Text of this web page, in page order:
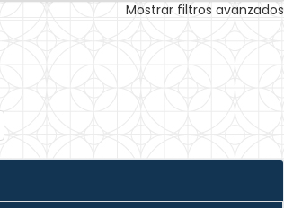
Mostrar filtros avanzados